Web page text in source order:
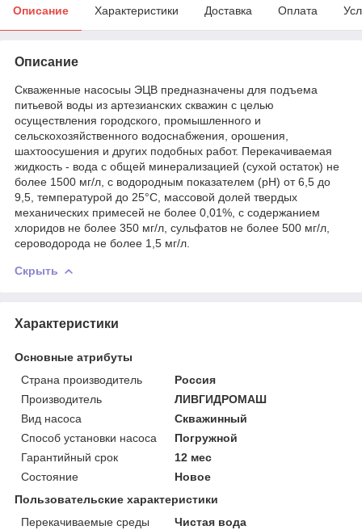
Описание Характеристики Доставка Оплата
Описание
Скваженные насосыы ЭЦВ предназначены для подъема
питьевой воды из артезианских скважин с целью
осуществления городского, промышленного и
сельскохозяйственного водоснабжения, орошения,
шахтоосушения и других подобных работ. Перекачиваемая
жидкость - вода с общей минерализацией (сухой остаток) не
более 1500 мг/л, с водородным показателем (рН) от 6,5 до
9,5, температурой до 25°С, массовой долей твердых
механических примесей не более 0,01%, с содержанием
хлоридов не более 350 мг/л, сульфатов не более 500 мг/л,
сероводорода не более 1,5 мг/л.
Скрыть
Характеристики
Основные атрибуты
Страна производитель
Россия
Производитель
ЛИВГИДРОМАШ
Вид насоса
Скважинный
Способ установки насоса
Погружной
Гарантийный срок
12 мес
Состояние
Новое
Пользовательские характеристики
Перекачиваемые среды
Чистая вода